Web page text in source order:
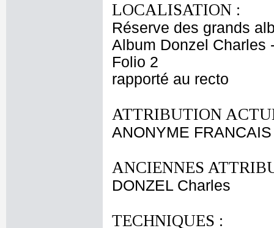
LOCALISATION :
Réserve des grands
Album Donzel Charles
Folio 2
rapporté au recto
ATTRIBUTION
ANONYME
ANCIENNES
DONZEL Charles
TECHNIQUES :